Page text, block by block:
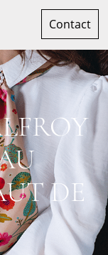
Contact
DE